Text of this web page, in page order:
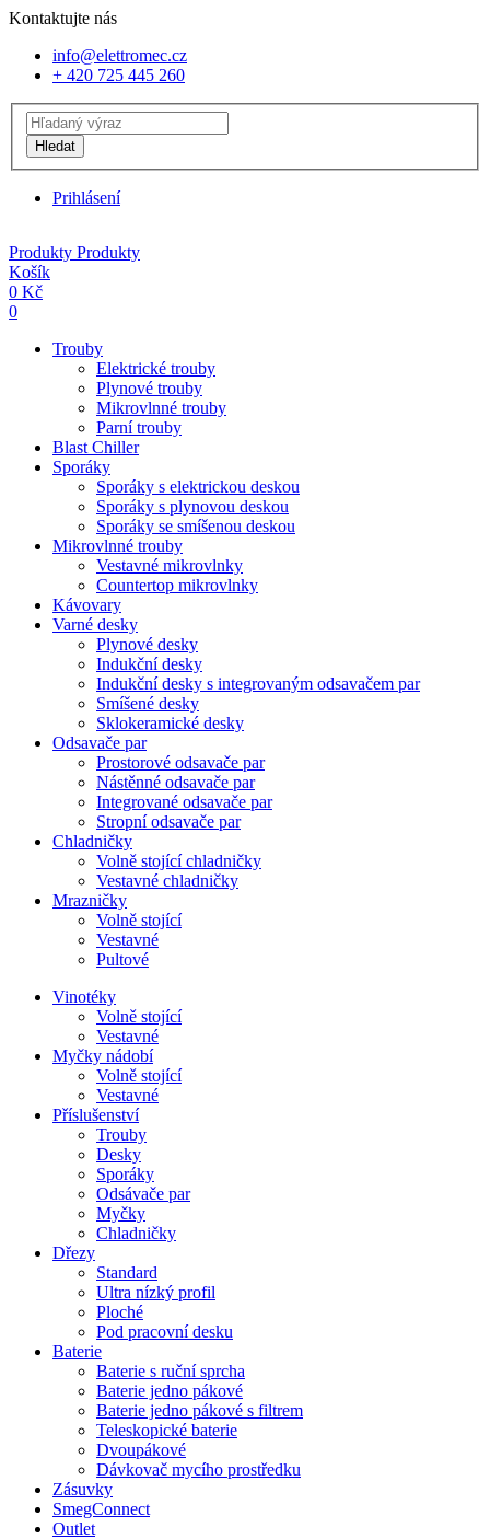
Kontaktujte nás
info@elettromec.cz
+ 420 725 445 260
Hledat
Prihlásení
Produkty Produkty
Košík
0 Kč
0
Trouby
Elektrické trouby
Plynové trouby
Mikrovlnné trouby
Parní trouby
Blast Chiller
Sporáky
Sporáky s elektrickou deskou
Sporáky s plynovou deskou
Sporáky se smíšenou deskou
Mikrovlnné trouby
Vestavné mikrovlnky
Countertop mikrovlnky
Kávovary
Varné desky
Plynové desky
Indukční desky
Indukční desky s integrovaným odsavačem par
Smíšené desky
Sklokeramické desky
Odsavače par
Prostorové odsavače par
Nástěnné odsavače par
Integrované odsavače par
Stropní odsavače par
Chladničky
Volně stojící chladničky
Vestavné chladničky
Mrazničky
Volně stojící
Vestavné
Pultové
Vinotéky
Volně stojící
Vestavné
Myčky nádobí
Volně stojící
Vestavné
Příslušenství
Trouby
Desky
Sporáky
Odsávače par
Myčky
Chladničky
Dřezy
Standard
Ultra nízký profil
Ploché
Pod pracovní desku
Baterie
Baterie s ruční sprcha
Baterie jedno pákové
Baterie jedno pákové s filtrem
Teleskopické baterie
Dvoupákové
Dávkovač mycího prostředku
Zásuvky
SmegConnect
Outlet